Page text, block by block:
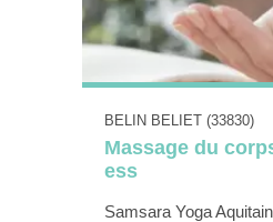
BELIN BELIET (33830)
Massage du
ess
Samsara Yoga